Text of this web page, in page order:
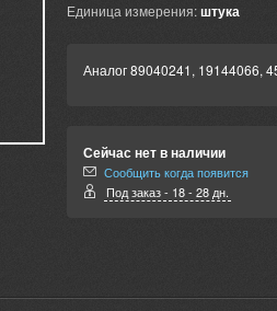
Единица измерения:штука
Аналог 89040241, 19144066,
Сейчас нет в наличии
Сообщить когда появится
Под заказ - 18 - 28 дн.